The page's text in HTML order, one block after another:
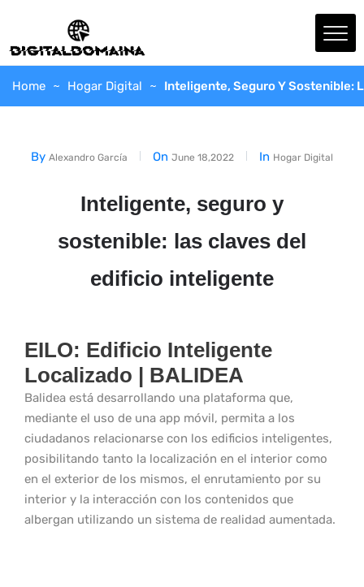
Home Hogar Digital Inteligente, Seguro Y Sostenible:
By Alexandro García On June 18,2022 In Hogar Digital
Inteligente, seguro y
sostenible: las claves del
edificio inteligente
EILO: Edificio Inteligente
Localizado | BALIDEA
Balidea está desarrollando una plataforma que,
mediante el uso de una app móvil, permita a los
ciudadanos relacionarse con los edificios inteligentes,
posibilitando tanto la localización en el interior como
en el exterior de los mismos, el enrutamiento por su
interior y la interacción con los contenidos que
albergan utilizando un sistema de realidad aumentada.